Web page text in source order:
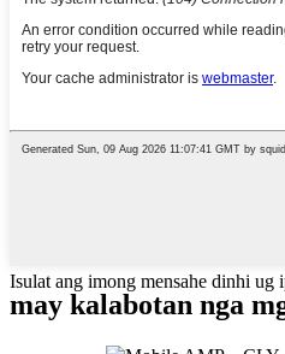
Isulat ang imong mensahe dinhi ug
may kalabotan nga